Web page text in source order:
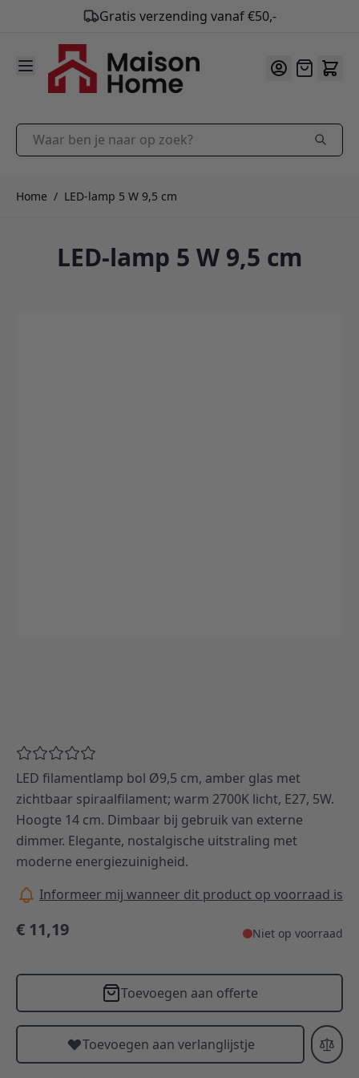
9.9/10
Ga naar de inhoud
Offerte
Waar ben je naar op zoek?
Home / LED-lamp 5 W 9,5 cm
LED-lamp 5 W 9,5 cm
LED filamentlamp bol Ø9,5 cm, amber glas met
zichtbaar spiraalfilament; warm 2700K licht, E27, 5W.
Hoogte 14 cm. Dimbaar bij gebruik van externe
dimmer. Elegante, nostalgische uitstraling met
moderne energiezuinigheid.
Informeer mij wanneer dit product op voorraad is
€ 11,19 Niet op voorraad
Toevoegen aan offerte
Toevoegen aan verlanglijstje